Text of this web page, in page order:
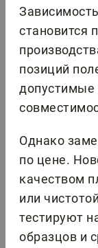
становится
позиций
допустимые
Однако
по цене.
качеством
или
тестируют
образцов и